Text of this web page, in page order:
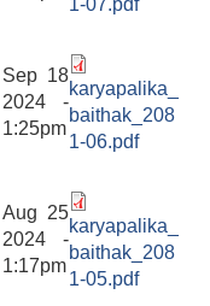
Sep 18
2024 -
1:25pm
karyapalika_
baithak_208
1-06.pdf
Aug 25
2024 -
1:17pm
karyapalika_
baithak_208
1-05.pdf